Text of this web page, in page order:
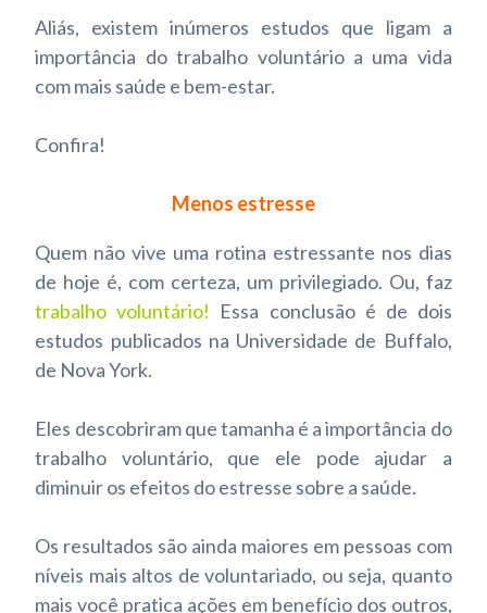
Aliás, existem inúmeros estudos que ligam a
importância do trabalho voluntário a uma vida
com mais saúde e bem-estar.
Confira!
Menos estresse
Quem não vive uma rotina estressante nos dias
de hoje é, com certeza, um privilegiado. Ou, faz
trabalho voluntário! Essa conclusão é de dois
estudos publicados na Universidade de Buffalo,
de Nova York.
Eles descobriram que tamanha é a importância do
trabalho voluntário, que ele pode ajudar a
diminuir os efeitos do estresse sobre a saúde.
Os resultados são ainda maiores em pessoas com
níveis mais altos de voluntariado, ou seja, quanto
mais você pratica ações em benefício dos outros,